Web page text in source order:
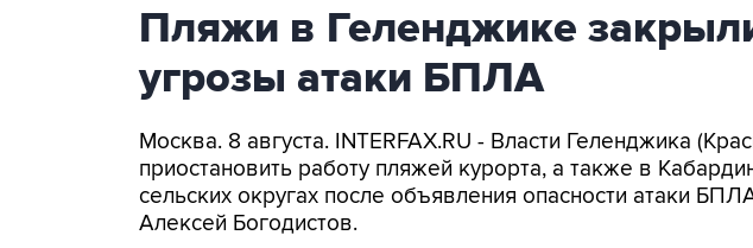
Пляжи в Геленджике
угрозы атаки БПЛА
Москва. 8 августа. INTERFAX.RU - Власти Геленджика
приостановить работу пляжей курорта, а также в
сельских округах после объявления опасности атаки
Алексей Богодистов.